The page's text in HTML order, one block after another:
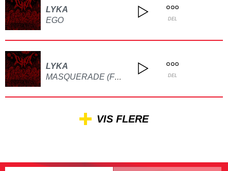
LYKA
EGO
DEL
LYKA
MASQUERADE (FEAT. SOULSICK) DEL
VIS FLERE